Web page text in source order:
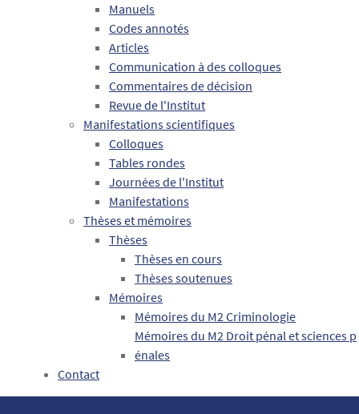
Manuels
Codes annotés
Articles
Communication à des colloques
Commentaires de décision
Revue de l'Institut
Manifestations scientifiques
Colloques
Tables rondes
Journées de l'Institut
Manifestations
Thèses et mémoires
Thèses
Thèses en cours
Thèses soutenues
Mémoires
Mémoires du M2 Criminologie
Mémoires du M2 Droit pénal et sciences p
énales
Contact